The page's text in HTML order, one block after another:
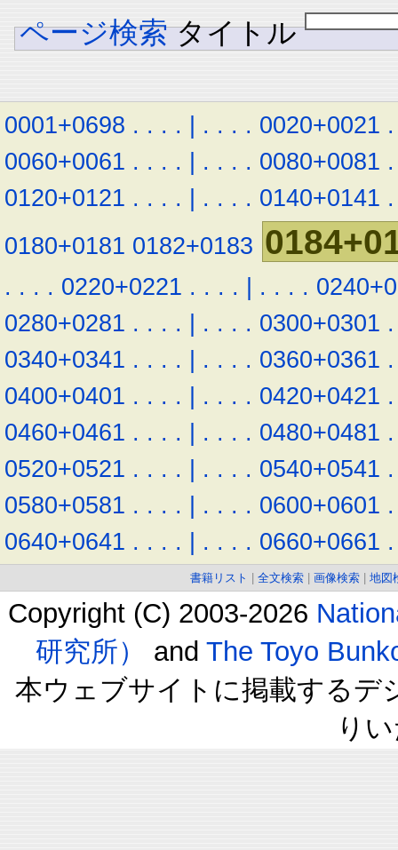
ページ検索 タイトル
0001+0698 . . . . | . . . . 0020+0021 .
0060+0061 . . . . | . . . . 0080+0081 .
0120+0121 . . . . | . . . . 0140+0141 .
0180+0181 0182+0183
. . . . 0220+0221 . . . . | . . . .
0280+0281 . . . . | . . . . 0300+0301 .
0340+0341 . . . . | . . . . 0360+0361 .
0400+0401 . . . . | . . . . 0420+0421 .
0460+0461 . . . . | . . . . 0480+0481 .
0520+0521 . . . . | . . . . 0540+0541 .
0580+0581 . . . . | . . . . 0600+0601 .
0640+0641 . . . . | . . . . 0660+0661 .
書籍リスト 全文検索 画像検索 地図
Copyright (C) 2003-2026
研究所）
and The Toyo
本ウェブサイトに掲載するデ
り